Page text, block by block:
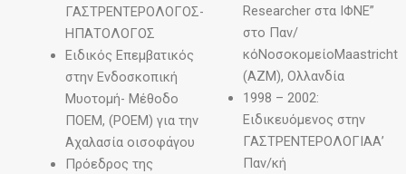
ΓΑΣΤΡΕΝΤΕΡΟΛΟΓΟΣ-
HΠΑΤΟΛΟΓΟΣ
Ειδικός Επεμβατικός
στην Ενδοσκοπική
Μυοτομή- Μέθοδο
ΠΟΕΜ, (POEM) για την
Αχαλασία οισοφάγου
Πρόεδρος της
Researcher στα ΙΦΝΕ”
στο Παν/
κόΝοσοκομείοMaastricht
(AZM), Oλλανδία
1998 – 2002:
Ειδικευόμενος στην
ΓΑΣΤΡΕΝΤΕΡΟΛΟΓΙΑΑ’
Παν/κή